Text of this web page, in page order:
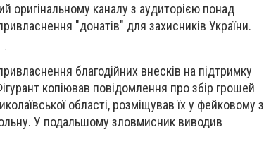
оригінальному каналу з аудиторією понад
"донатів" для захисників України.
благодійних внесків на підтримку
копіював повідомлення про збір грошей
області, розміщував їх у фейковому з
У подальшому зловмисник виводив